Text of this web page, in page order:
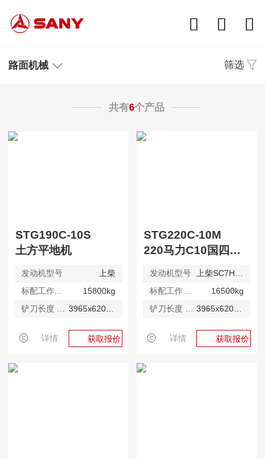
路面机械 筛选
共有6个产品
STG190C-10S
土方平地机
发动机型号
上柴
标配工作质量
15800kg
3965x620mm
详情 获取报价
STG220C-10M
220马力C10国四矿用平地机
发动机型号
标配工作质量
16500kg
详情 获取报价